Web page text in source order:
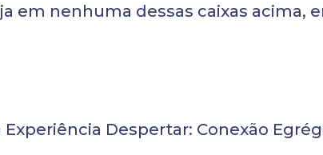
em nenhuma dessas caixas
Despertar: Conexão